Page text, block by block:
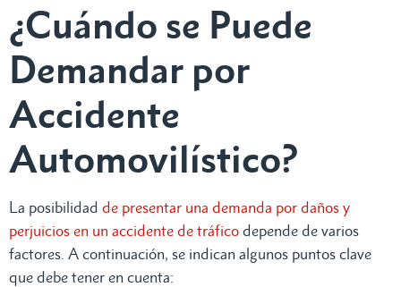
¿Cuándo se Puede
Demandar por
Accidente
Automovilístico?
La posibilidad de presentar una demanda por daños y
perjuicios en un accidente de tráfico depende de varios
factores. A continuación, se indican algunos puntos clave
que debe tener en cuenta: